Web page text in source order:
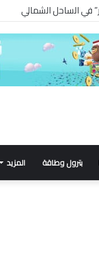
بترول وطاقة المزيد